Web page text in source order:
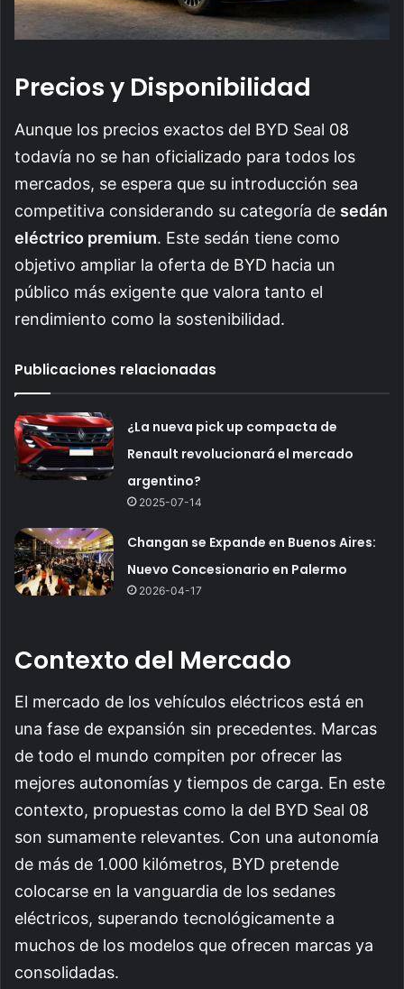
Precios y Disponibilidad
Aunque los precios exactos del BYD Seal 08
todavía no se han oficializado para todos los
mercados, se espera que su introducción sea
competitiva considerando su categoría de sedán
eléctrico premium. Este sedán tiene como
objetivo ampliar la oferta de BYD hacia un
público más exigente que valora tanto el
rendimiento como la sostenibilidad.
Publicaciones relacionadas
¿La nueva pick up compacta de
Renault revolucionará el mercado
argentino?
2025-07-14
Changan se Expande en Buenos Aires:
Nuevo Concesionario en Palermo
2026-04-17
Contexto del Mercado
El mercado de los vehículos eléctricos está en
una fase de expansión sin precedentes. Marcas
de todo el mundo compiten por ofrecer las
mejores autonomías y tiempos de carga. En este
contexto, propuestas como la del BYD Seal 08
son sumamente relevantes. Con una autonomía
de más de 1.000 kilómetros, BYD pretende
colocarse en la vanguardia de los sedanes
eléctricos, superando tecnológicamente a
muchos de los modelos que ofrecen marcas ya
consolidadas.